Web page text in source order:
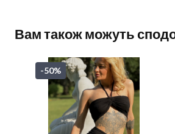
Вам також можуть
-50%